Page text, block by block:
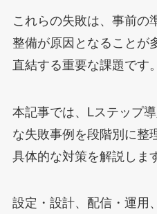
これらの失敗は、事前の
整備が原因となることが
直結する重要な課題です。
本記事では、Lステップ
な失敗事例を段階別に整
具体的な対策を解説します
設定・設計、配信・運用